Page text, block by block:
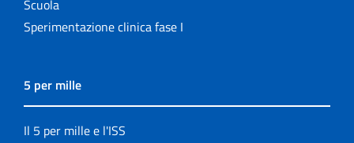
Scuola
Sperimentazione clinica fase I
5 per mille
Il 5 per mille e l'ISS